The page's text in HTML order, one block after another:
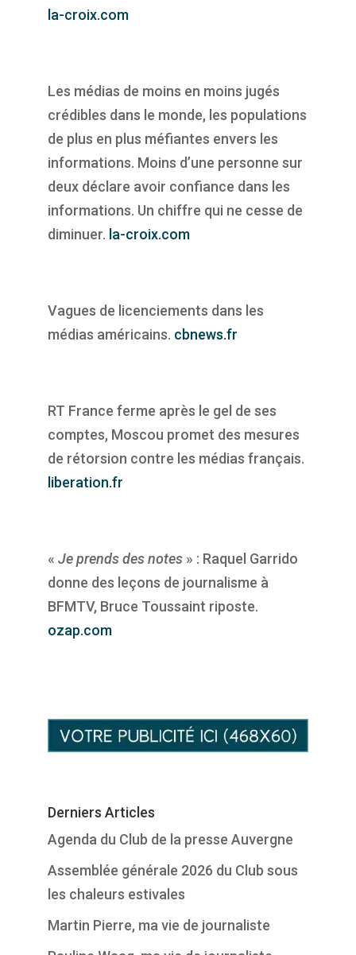
la-croix.com
Les médias de moins en moins jugés
crédibles dans le monde, les populations
de plus en plus méfiantes envers les
informations. Moins d’une personne sur
deux déclare avoir confiance dans les
informations. Un chiffre qui ne cesse de
diminuer. la-croix.com
Vagues de licenciements dans les
médias américains. cbnews.fr
RT France ferme après le gel de ses
comptes, Moscou promet des mesures
de rétorsion contre les médias français.
liberation.fr
« Je prends des notes» : Raquel Garrido
donne des leçons de journalisme à
BFMTV, Bruce Toussaint riposte.
ozap.com
Derniers Articles
Agenda du Club de la presse Auvergne
Assemblée générale 2026 du Club sous
les chaleurs estivales
Martin Pierre, ma vie de journaliste